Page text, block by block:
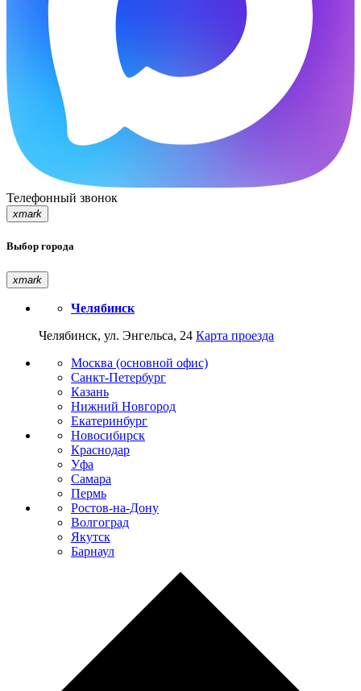
Телефонный звонок
xmark
Выбор города
xmark
Челябинск
Челябинск, ул. Энгельса, 24 Карта проезда
Москва (основной офис)
Санкт-Петербург
Казань
Нижний Новгород
Екатеринбург
Новосибирск
Краснодар
Уфа
Самара
Пермь
Ростов-на-Дону
Волгоград
Якутск
Барнаул